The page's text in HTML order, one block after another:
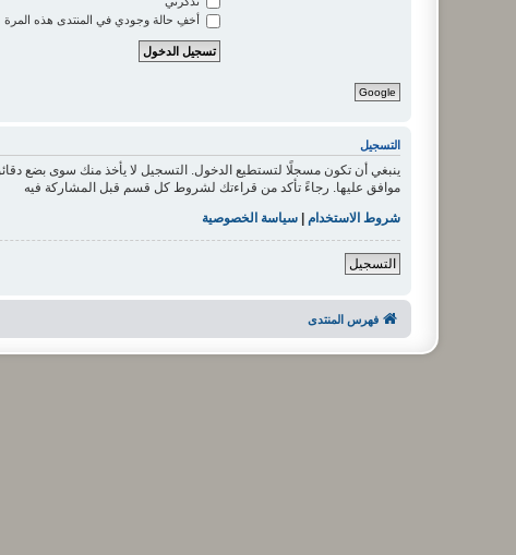
أخفِ حالة وجودي في المنتدى هذه المرة
Google
التسجيل
ينبغي أن تكون مسجلًا لتستطيع الدخول. التسجيل لا يأخذ منك سوى بضع
موافق عليها. رجاءً تأكد من قراءتك لشروط كل قسم قبل المشاركة فيه
شروط الاستخدام
سياسة الخصوصية
التسجيل
فهرس المنتدى